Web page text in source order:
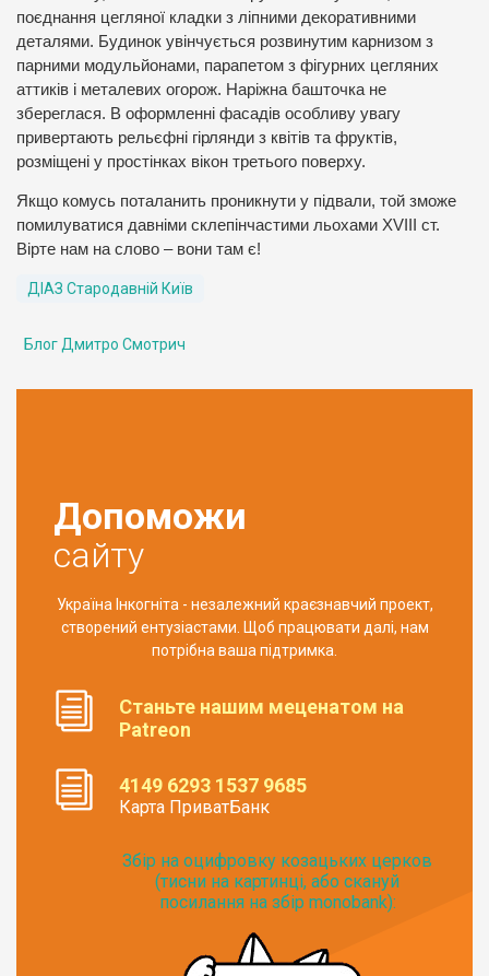
поєднання цегляної кладки з ліпними декоративними
деталями. Будинок увінчується розвинутим карнизом з
парними модульйонами, парапетом з фігурних цегляних
аттиків і металевих огорож. Наріжна башточка не
збереглася. В оформленні фасадів особливу увагу
привертають рельєфні гірлянди з квітів та фруктів,
розміщені у простінках вікон третього поверху.
Якщо комусь поталанить проникнути у підвали, той зможе
помилуватися давніми склепінчастими льохами XVIII ст.
Вірте нам на слово – вони там є!
ДІАЗ Стародавній Київ
Блог Дмитро Смотрич
Допоможи
сайту
Україна Інкогніта - незалежний краєзнавчий проект,
створений ентузіастами. Щоб працювати далі, нам
потрібна ваша підтримка.
Станьте нашим меценатом на
Patreon
4149 6293 1537 9685
Карта ПриватБанк
Збір на оцифровку козацьких церков
(тисни на картинці, або скануй
посилання на збір monobank):